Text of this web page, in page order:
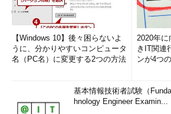
【Windows 10】後々困らないよ
うに、分かりやすいコンピュータ
名（PC名）に変更する2つの方法
2020年
きIT関連
ンが4つ
基本情報技術者試験（
hnology Engineer Examin...